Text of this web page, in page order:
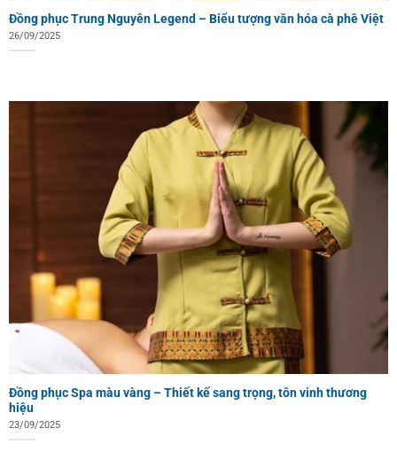
Đồng phục Trung Nguyên Legend – Biểu tượng văn hóa cà phê Việt
26/09/2025
Đồng phục Spa màu vàng – Thiết kế sang trọng, tôn vinh thương
hiệu
23/09/2025